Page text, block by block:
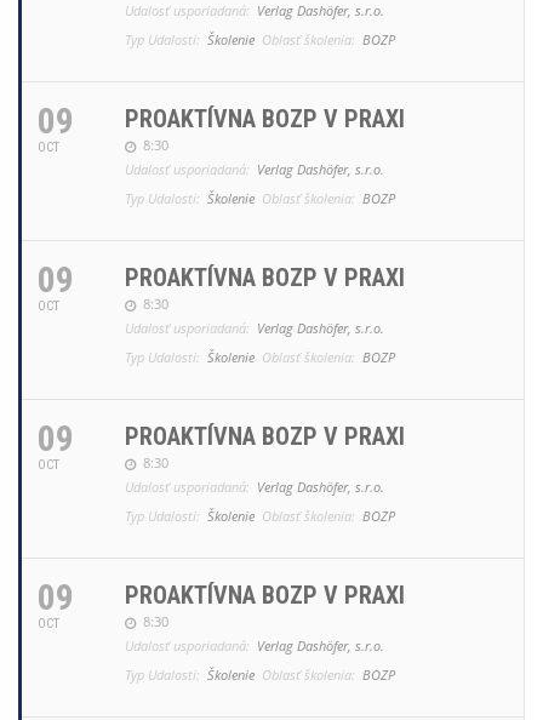
Udalosť usporiadaná: Verlag Dashöfer, s.r.o.
Typ Udalosti: Školenie Oblasť školenia: BOZP
09
OCT
PROAKTÍVNA BOZP V PRAXI
8:30
Udalosť usporiadaná: Verlag Dashöfer, s.r.o.
Typ Udalosti: Školenie Oblasť školenia: BOZP
09
OCT
PROAKTÍVNA BOZP V PRAXI
8:30
Udalosť usporiadaná: Verlag Dashöfer, s.r.o.
Typ Udalosti: Školenie Oblasť školenia: BOZP
09
OCT
PROAKTÍVNA BOZP V PRAXI
8:30
Udalosť usporiadaná: Verlag Dashöfer, s.r.o.
Typ Udalosti: Školenie Oblasť školenia: BOZP
09
OCT
PROAKTÍVNA BOZP V PRAXI
8:30
Udalosť usporiadaná: Verlag Dashöfer, s.r.o.
Typ Udalosti: Školenie Oblasť školenia: BOZP